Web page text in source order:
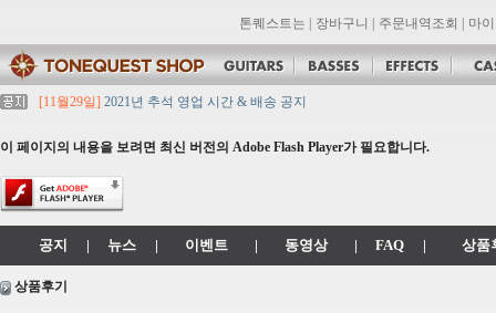
톤퀘스트는 장바구니 주문내역조회 마
[11월29일] 2021년 추석 영업 시간 & 배송 공지
[11월29일]2021년 설 영업 시간 & 배송 공지
[11월29일]
톤퀘스트 10월 휴무일 안내입니다.
이 페이지의 내용을 보려면 최신 버전의 Adobe Flash Player가 필요합니다.
공지 | 뉴스 | 이벤트 | 동영상 | FAQ | 상품
상품후기